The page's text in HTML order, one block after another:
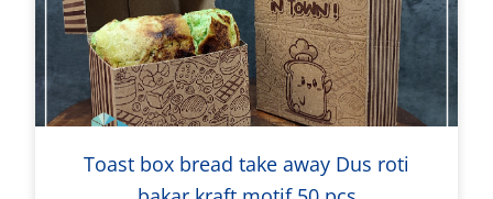
Toast box bread take away Dus roti